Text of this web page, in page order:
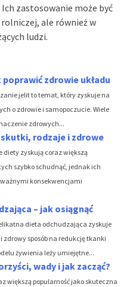
zastosowanie może być
ale również w
ludzi.
zdrowie układu
jelit to temat, który zyskuje na
o zdrowie i samopoczucie. Wiele
zdrowych...
rodzaje i zdrowe
diety zyskują coraz większą
szybko schudnąć, jednak ich
konsekwencjami
– jak osiągnąć
dieta odchudzająca zyskuje
zdrowy sposób na redukcję tkanki
żywienia leży umiejętne...
wady i jak zacząć?
większą popularność jako skuteczna